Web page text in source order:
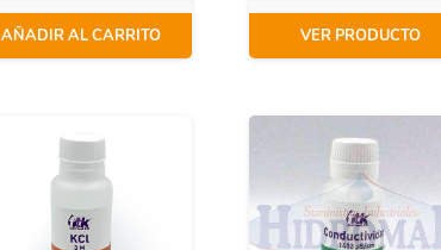
AÑADIR AL CARRITO VER PRODUCTO